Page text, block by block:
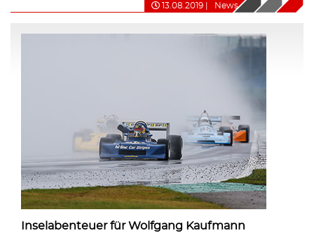
13.08.2019 News
Inselabenteuer für Wolfgang Kaufmann